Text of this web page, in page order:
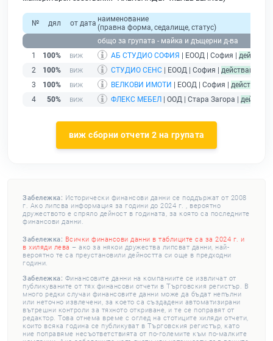
№ дял от дата наименование
(правна форма, седалище, статус)
общо за групата - майка и дъщерни д-ва
1
100% АБ СТУДИО СОФИЯ | ЕООД | София | действащ
2
100% СТУДИО СЕНС | ЕООД | София | действащ
3
100% ВЕЛКОВИ ИМОТИ | ЕООД | София | действащ
4
50% ФЛЕКС МЕБЕЛ | ООД | Стара Загора |
виж сборни отчети 2 на групата
Забележка: Исторически финансови данни се поддържат от 2008
г. Ако липсва информация за години до 2024 г. , вероятно
дружеството е спряло дейност в годината, за която са последните
финансови данни.
Забележка: Всички финансови данни в таблиците са за 2024 г. и
в хиляди лева – ако за някои дружества липсват данни, най-
вероятно те са преустановили дейността си още в предходни
години.
Забележка: Финансовите данни на компаниите се извличат от
публикуваните от тях финансови отчети в Търговския регистър. В
много редки случаи финансовите данни може да бъдат непълни
или неточно извлечени, за което са създадени автоматизирани
вътрешни контроли за тяхното откриване, и те се поправят от
редактор. Това отнема време с оглед на стотиците хиляди отчети,
които всяка година се публикуват в Търговския регистър, като
ние поправяме несъответствията от по-големите към по-малките